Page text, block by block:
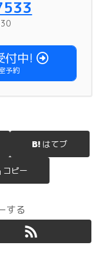
付中!
予約
はてブ
コピー
する